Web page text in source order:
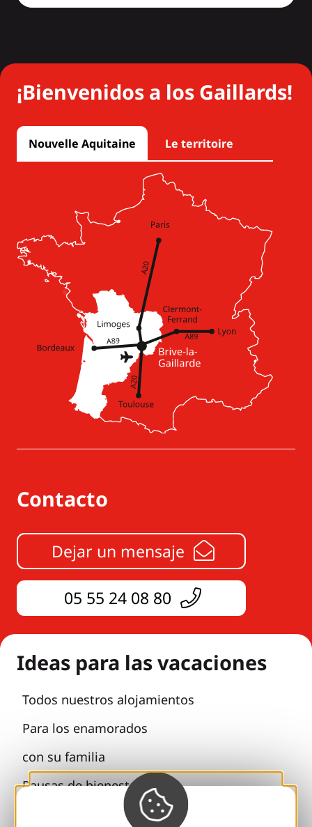
¡Bienvenidos a los Gaillards!
Nouvelle Aquitaine Le territoire
Contacto
Dejar un mensaje
05 55 24 08 80
Ideas para las vacaciones
Todos nuestros alojamientos
Para los enamorados
con su familia
Pausas de bienestar